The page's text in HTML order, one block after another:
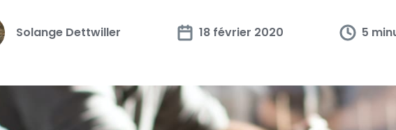
Solange Dettwiller 18 février 2020 5